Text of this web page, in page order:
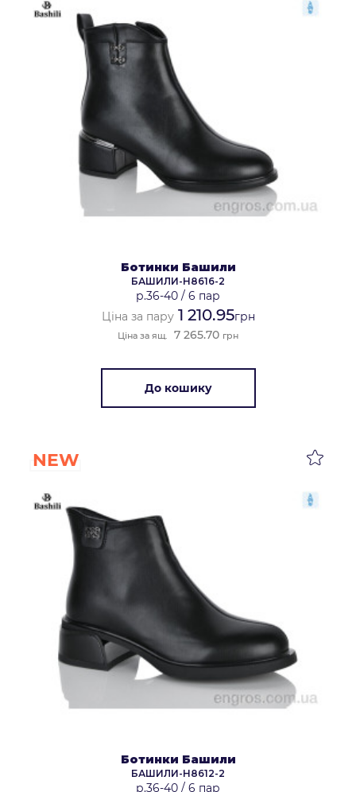
Ботинки Башили
БАШИЛИ-H8616-2
р.36-40 / 6 пар
Ціна за пару1 210.95грн
Ціна за ящ. 7 265.70 грн
До кошику
NEW
Ботинки Башили
БАШИЛИ-H8612-2
р.36-40 / 6 пар